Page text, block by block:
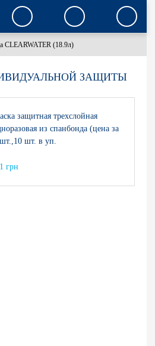
CLEARWATER (18.9л)
ЗАЩИТЫ
защитная трехслойная
из спанбонда (цена за
шт. в уп.
грн